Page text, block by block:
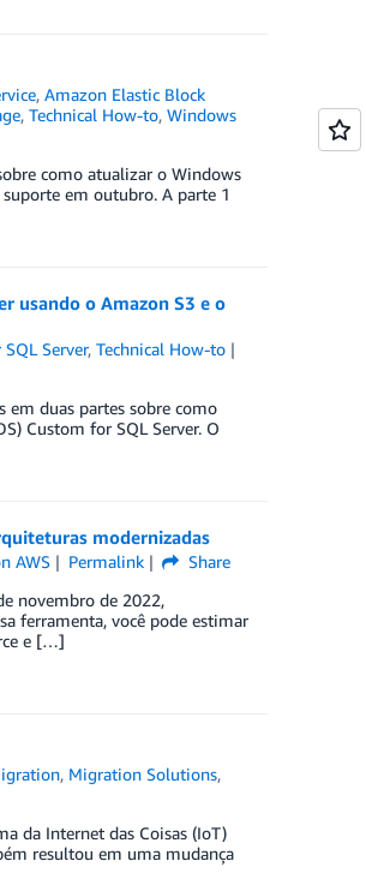
,Amazon Elastic Block
, Technical How-to, Windows
como atualizar o Windows
em outubro. A parte 1
usando o Amazon S3 e o
SQL Server,Technical How-to
em duas partes sobre como
Custom for SQL Server. O
modernizadas
AWS Permalink
Share
novembro de 2022,
ferramenta, você pode estimar
e […]
, Migration Solutions,
da Internet das Coisas (IoT)
resultou em uma mudança